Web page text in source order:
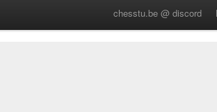
chesstu.be @ discord